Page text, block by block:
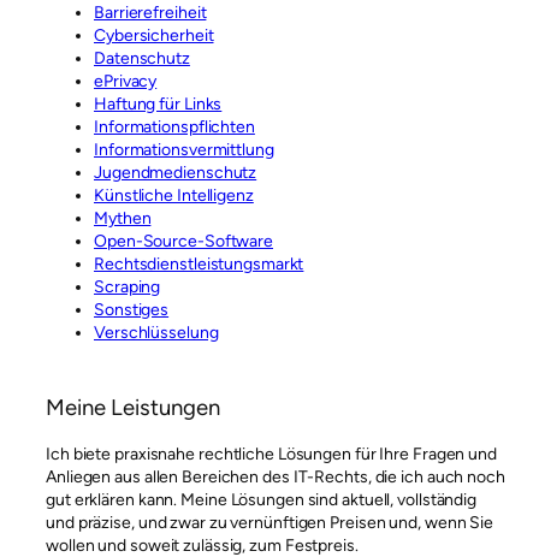
Barrierefreiheit
Cybersicherheit
Datenschutz
ePrivacy
Haftung für Links
Informationspflichten
Informationsvermittlung
Jugendmedienschutz
Künstliche Intelligenz
Mythen
Open-Source-Software
Rechtsdienstleistungsmarkt
Scraping
Sonstiges
Verschlüsselung
Meine Leistungen
Ich biete praxisnahe rechtliche Lösungen für Ihre Fragen und
Anliegen aus allen Bereichen des IT-Rechts, die ich auch noch
gut erklären kann. Meine Lösungen sind aktuell, vollständig
und präzise, und zwar zu vernünftigen Preisen und, wenn Sie
wollen und soweit zulässig, zum Festpreis.